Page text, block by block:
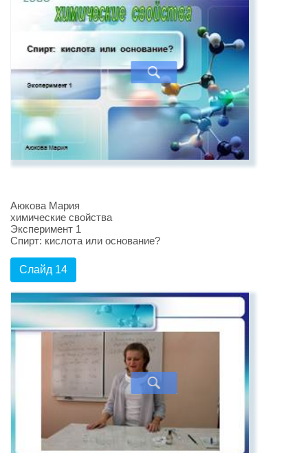
Аюкова Мария
химические свойства
Эксперимент 1
Спирт: кислота или основание?
Слайд 14